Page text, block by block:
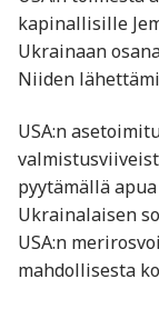
kapinallisille
Ukrainaan
Niiden
USA:n
pyytämällä
Ukrainalaisen
USA:n
mahdollisesta